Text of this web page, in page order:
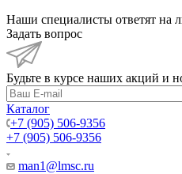
Наши специалисты ответят на
Задать вопрос
Будьте в курсе наших акций и
Каталог
+7 (905) 506-9356
+7 (905) 506-9356
man1@lmsc.ru